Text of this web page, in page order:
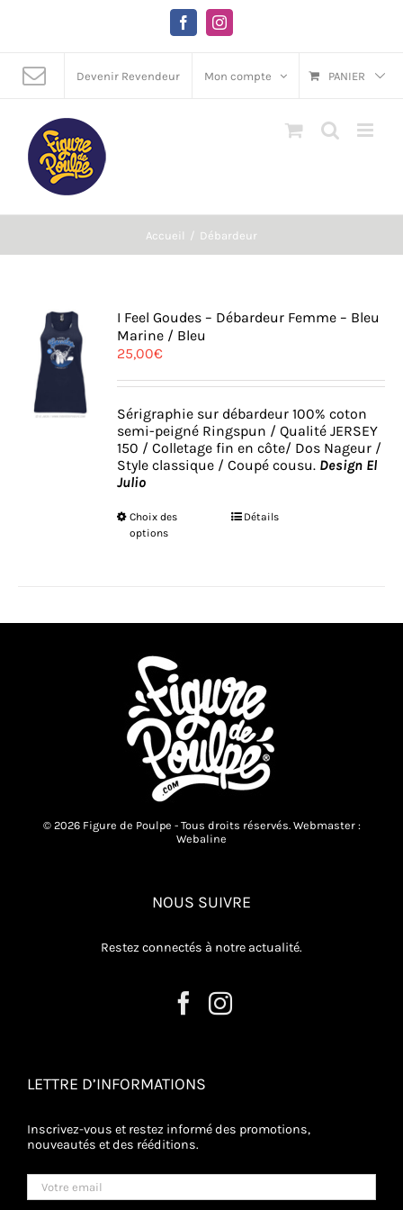
FacebookInstagram
Devenir Revendeur Mon compte PANIER
Accueil Débardeur
I Feel Goudes – Débardeur Femme – Bleu
Marine / Bleu
25,00€
Sérigraphie sur débardeur 100% coton
semi-peigné Ringspun / Qualité JERSEY
150 / Colletage fin en côte/ Dos Nageur /
Style classique / Coupé cousu. Design El
Julio
Choix des
options
Ce
options
sur
la
page
du
produit
Détails
© 2026 Figure de Poulpe - Tous droits réservés. Webmaster :
Webaline
NOUS SUIVRE
Restez connectés à notre actualité.
LETTRE D’INFORMATIONS
Inscrivez-vous et restez informé des promotions,
nouveautés et des rééditions.